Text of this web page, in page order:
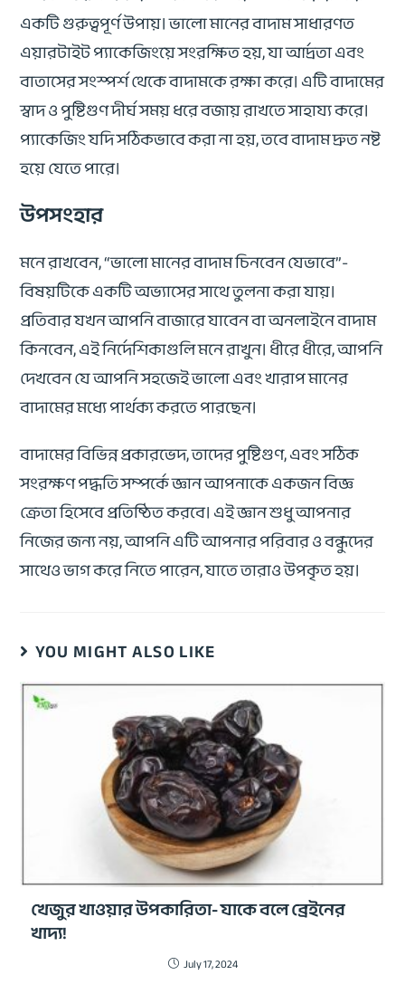
একটি গুরুত্বপূর্ণ উপায়। ভালো মানের বাদাম সাধারণত
এয়ারটাইট প্যাকেজিংয়ে সংরক্ষিত হয়, যা আর্দ্রতা এবং
বাতাসের সংস্পর্শ থেকে বাদামকে রক্ষা করে। এটি বাদামের
স্বাদ ও পুষ্টিগুণ দীর্ঘ সময় ধরে বজায় রাখতে সাহায্য করে।
প্যাকেজিং যদি সঠিকভাবে করা না হয়, তবে বাদাম দ্রুত নষ্ট
হয়ে যেতে পারে।
উপসংহার
মনে রাখবেন, “ভালো মানের বাদাম চিনবেন যেভাবে”-
বিষয়টিকে একটি অভ্যাসের সাথে তুলনা করা যায়।
প্রতিবার যখন আপনি বাজারে যাবেন বা অনলাইনে বাদাম
কিনবেন, এই নির্দেশিকাগুলি মনে রাখুন। ধীরে ধীরে, আপনি
দেখবেন যে আপনি সহজেই ভালো এবং খারাপ মানের
বাদামের মধ্যে পার্থক্য করতে পারছেন।
বাদামের বিভিন্ন প্রকারভেদ, তাদের পুষ্টিগুণ, এবং সঠিক
সংরক্ষণ পদ্ধতি সম্পর্কে জ্ঞান আপনাকে একজন বিজ্ঞ
ক্রেতা হিসেবে প্রতিষ্ঠিত করবে। এই জ্ঞান শুধু আপনার
নিজের জন্য নয়, আপনি এটি আপনার পরিবার ও বন্ধুদের
সাথেও ভাগ করে নিতে পারেন, যাতে তারাও উপকৃত হয়।
YOU MIGHT ALSO LIKE
খেজুর খাওয়ার উপকারিতা- যাকে বলে ব্রেইনের
খাদ্য!
July 17, 2024